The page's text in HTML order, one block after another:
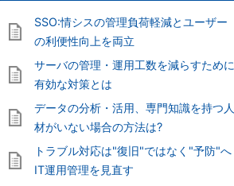
SSO:情シスの管理負荷軽減とユーザー
の利便性向上を両立
サーバの管理・運用工数を減らすために
有効な対策とは
データの分析・活用、専門知識を持つ人
材がいない場合の方法は?
トラブル対応は"復旧"ではなく"予防"へ
IT運用管理を見直す